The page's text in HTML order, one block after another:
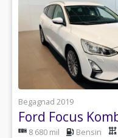
Begagnad 2019
8 680 mil Bensin